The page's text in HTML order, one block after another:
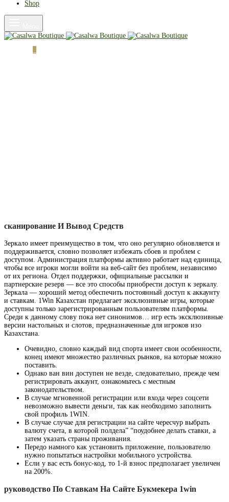
Shop
сканирование И Вывод Средств
Зеркало имеет преимущество в том, что оно регулярно обновляется и
поддерживается, словно позволяет избежать сбоев и проблем с
доступом. Администрация платформы активно работает над единица,
чтобы все игроки могли войти на веб-сайт без проблем, независимо
от их региона. Отдел поддержки, официальные рассылки и
партнерские резерв — все это способы приобрести доступ к зеркалу.
Зеркала — хороший метод обеспечить постоянный доступ к аккаунту
и ставкам. 1Win Казахстан предлагает эксклюзивные игры, которые
доступны только зарегистрированным пользователям платформы.
Среди к данному слову пока нет синонимов… игр есть эксклюзивные
версии настольных и слотов, предназначенные для игроков изо
Казахстана.
Очевидно, словно каждый вид спорта имеет свои особенности,
конец имеют множество различных рынков, на которые можно
поставить.
Однако ван вин доступен не везде, следовательно, прежде чем
регистрировать аккаунт, ознакомьтесь с местным
законодательством.
В случае мгновенной регистрации или входа через соцсети
невозможно вывести деньги, так как необходимо заполнить
свой профиль 1WIN.
В случае случае для регистрации на сайте чересчур выбрать
валюту счета, в которой полдела” “поудобнее делать ставки, а
затем указать страны проживания.
Передо намного как установить приложение, пользователю
нужно попытаться настройки мобильного устройства.
Если у вас есть бонус-код, то 1-й взнос предполагает увеличен
на 200%.
руководство По Ставкам На Сайте Букмекера 1win